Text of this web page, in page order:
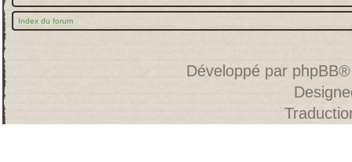
Index du forum
Développé par phpBB®